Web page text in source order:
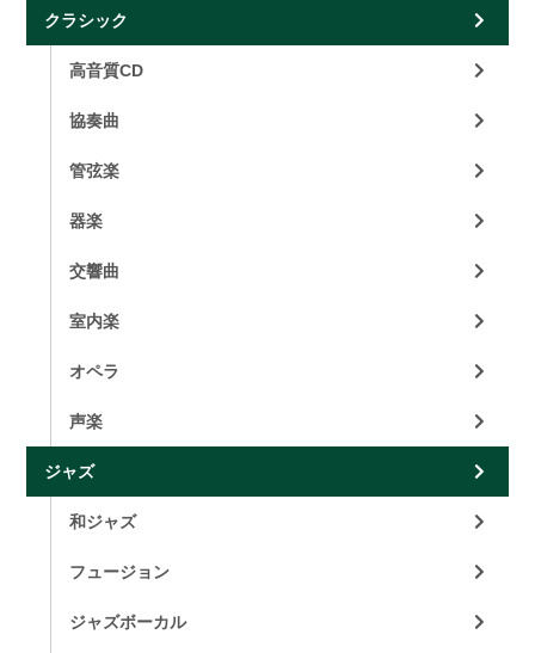
クラシック
高音質CD
協奏曲
管弦楽
器楽
交響曲
室内楽
オペラ
声楽
ジャズ
和ジャズ
フュージョン
ジャズボーカル